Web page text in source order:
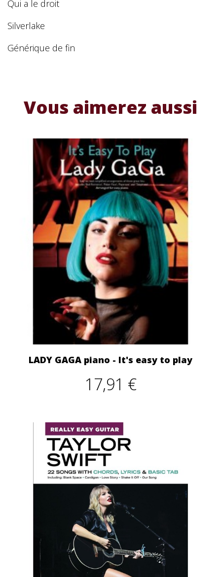
Qui a le droit
Silverlake
Générique de fin
Vous aimerez aussi
LADY GAGA piano - It's easy to play
17,91 €